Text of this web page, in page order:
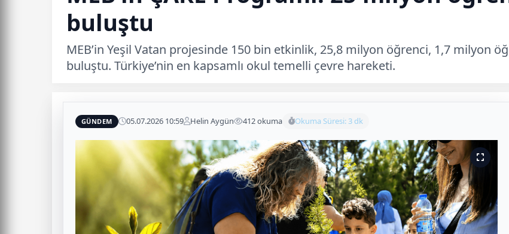
buluştu
MEB’in Yeşil Vatan projesinde 150 bin etkinlik, 25,8 milyon öğrenci, 1,7 milyon
buluştu. Türkiye’nin en kapsamlı okul temelli çevre hareketi.
GÜNDEM 05.07.2026 10:59 Helin Aygün 412 okuma Okuma Süresi: 3 dk